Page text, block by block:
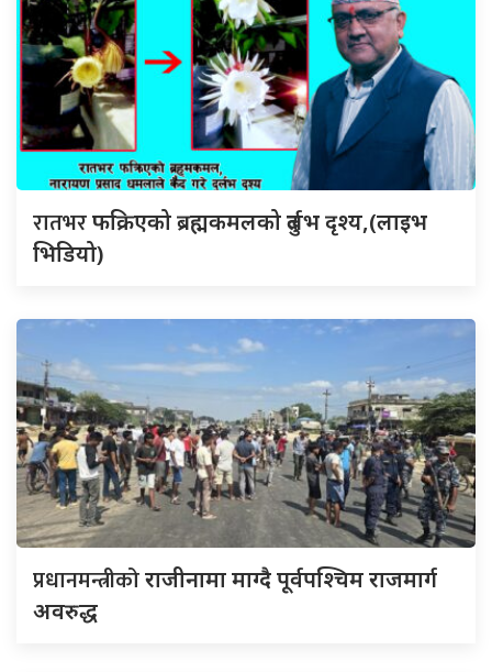
रातभरफक्रिएको ब्रह्मकमलको दुर्लभ दृश्य,(लाइभ
भिडियो)
प्रधानमन्त्रीकोराजीनामा माग्दै पूर्वपश्चिम राजमार्ग
अवरुद्ध